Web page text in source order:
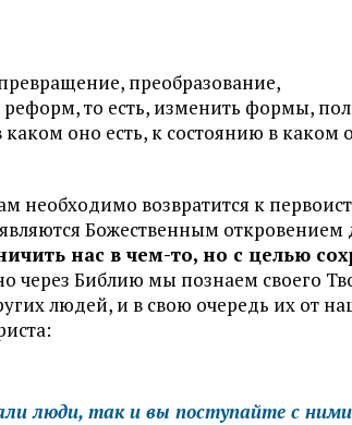
преобразование,
то есть, изменить формы,
оно есть, к состоянию в каком
необходимо возвратится к
Божественным откровением
нас в чем-то, но с целью
через Библию мы познаем своего
людей, и в свою очередь их от
люди, так и вы поступайте с